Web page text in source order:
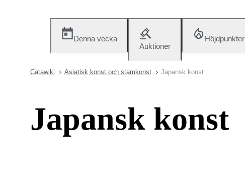
Denna vecka
Auktioner
Höjdpunkter
Catawiki Asiatisk konst och stamkonst Japansk konst
Japansk konst